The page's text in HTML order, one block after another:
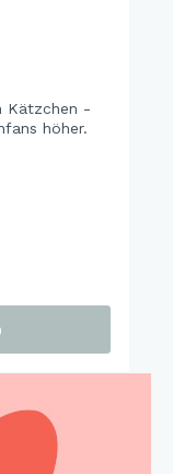
Kätzchen -
höher.